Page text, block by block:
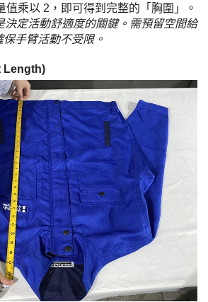
值乘以 2，即可得到完整的「胸圍」。
決定活動舒適度的關鍵。需預留空間給
手臂活動不受限。
Length)